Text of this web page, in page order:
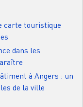
carte touristique
dans les
à Angers : un
de la ville